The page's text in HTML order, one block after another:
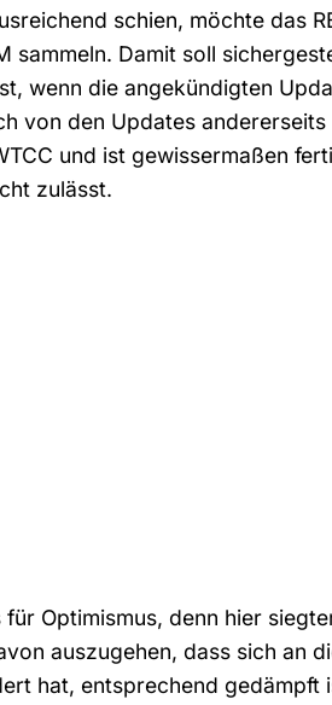
schien, möchte das
sammeln. Damit soll
wenn die angekündigten
von den Updates
und ist gewissermaßen
zulässt.
Optimismus, denn hier
auszugehen, dass sich an
hat, entsprechend gedämpft